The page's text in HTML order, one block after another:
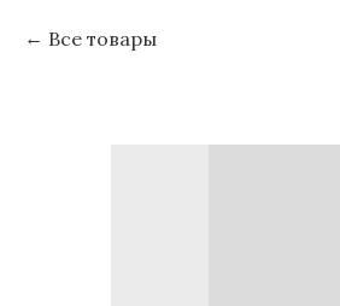
Все товары